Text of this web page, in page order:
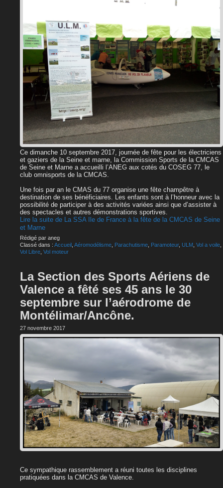
Ce dimanche 10 septembre 2017, journée de fête pour les électriciens
et gaziers de la Seine et marne, la Commission Sports de la CMCAS
de Seine et Marne a accueilli l’ANEG aux cotés du COSEG 77, le
club omnisports de la CMCAS.
Une fois par an le CMAS du 77 organise une fête champêtre à
destination de ses bénéficiaires. Les enfants sont à l’honneur avec la
possibilité de participer à des activités variées ainsi que d’assister à
des spectacles et autres démonstrations sportives.
Lire la suite de La SSA Ile de France à la fête de la CMCAS de Seine
et Marne
Rédigé par aneg
Classé dans : Accueil , Aéromodélisme, Parachutisme, Paramoteur, ULM, Vol a voile,
Vol Libre, Vol moteur
La Section des Sports Aériens de
Valence a fêté ses 45 ans le 30
septembre sur l’aérodrome de
Montélimar/Ancône.
27 novembre 2017
Ce sympathique rassemblement a réuni toutes les disciplines
pratiquées dans la CMCAS de Valence.